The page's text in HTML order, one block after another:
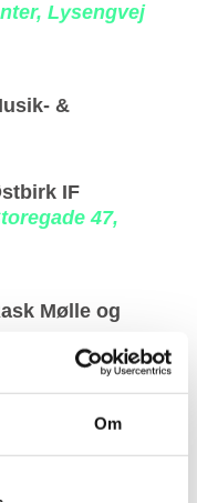
Om
Lysengvej
&
IF
47,
Mølle og